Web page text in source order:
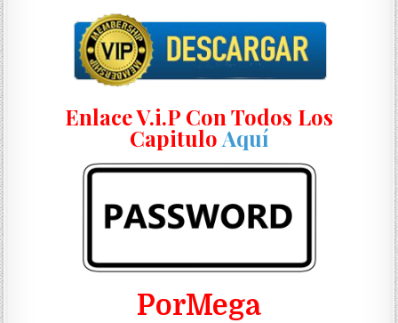
Enlace V.i.P Con Todos Los
CapituloAquí
PorMega